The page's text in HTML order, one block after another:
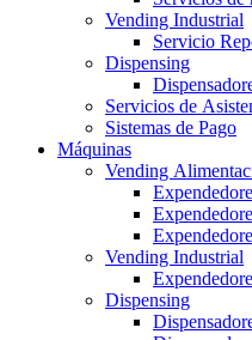
Vending Industrial
Servicio
Dispensing
Servicios de
Sistemas de Pago
Máquinas
Vending
Vending Industrial
Dispensing